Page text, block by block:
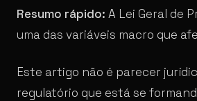
Resumo rápido: A Lei Geral de
uma das variáveis macro que
Este artigo não é parecer
regulatório que está se